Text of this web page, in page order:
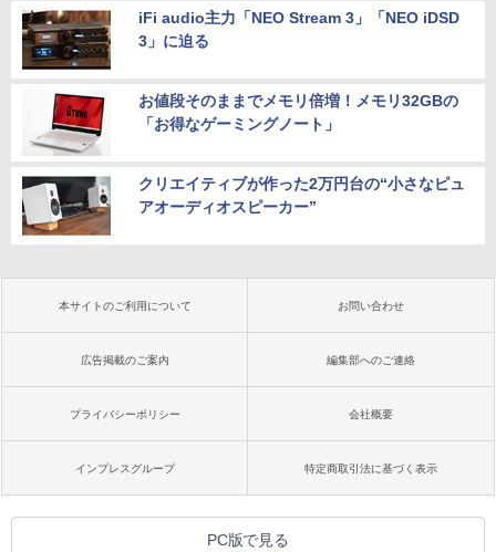
iFi audio主力「NEO Stream 3」「NEO iDSD
3」に迫る
お値段そのままでメモリ倍増！メモリ32GBの
「お得なゲーミングノート」
クリエイティブが作った2万円台の“小さなピュ
アオーディオスピーカー”
本サイトのご利用について お問い合わせ
広告掲載のご案内 編集部へのご連絡
プライバシーポリシー 会社概要
インプレスグループ 特定商取引法に基づく表示
PC版で見る